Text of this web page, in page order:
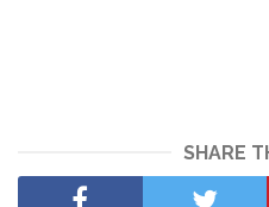
SHARE